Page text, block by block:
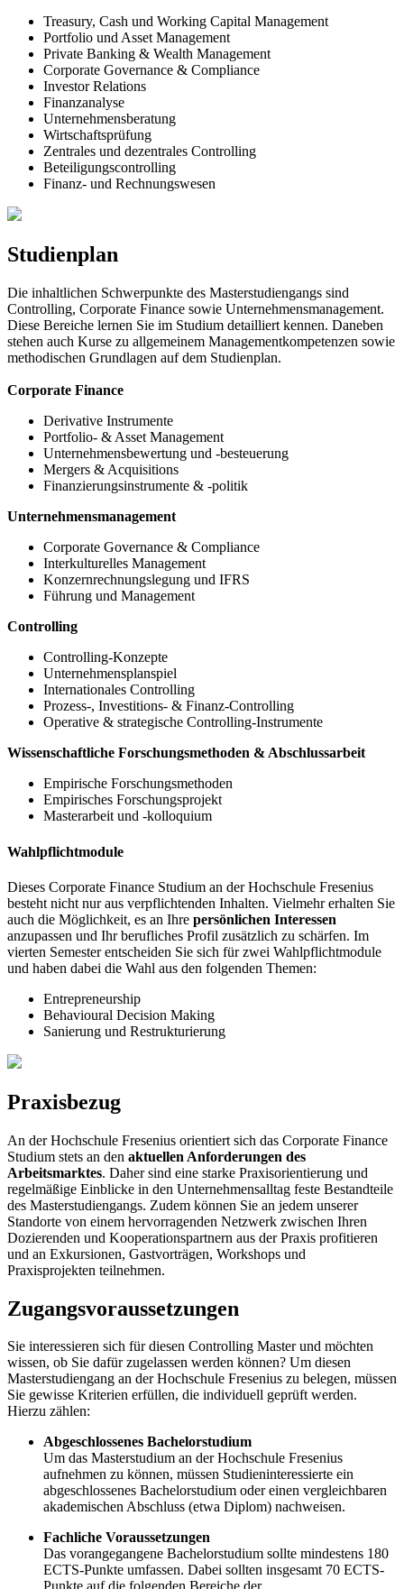
Treasury, Cash und Working Capital Management
Portfolio und Asset Management
Private Banking & Wealth Management
Corporate Governance & Compliance
Investor Relations
Finanzanalyse
Unternehmensberatung
Wirtschaftsprüfung
Zentrales und dezentrales Controlling
Beteiligungscontrolling
Finanz- und Rechnungswesen
Studienplan
Die inhaltlichen Schwerpunkte des Masterstudiengangs sind
Controlling, Corporate Finance sowie Unternehmensmanagement.
Diese Bereiche lernen Sie im Studium detailliert kennen. Daneben
stehen auch Kurse zu allgemeinem Managementkompetenzen sowie
methodischen Grundlagen auf dem Studienplan.
Corporate Finance
Derivative Instrumente
Portfolio- & Asset Management
Unternehmensbewertung und -besteuerung
Mergers & Acquisitions
Finanzierungsinstrumente & -politik
Unternehmensmanagement
Corporate Governance & Compliance
Interkulturelles Management
Konzernrechnungslegung und IFRS
Führung und Management
Controlling
Controlling-Konzepte
Unternehmensplanspiel
Internationales Controlling
Prozess-, Investitions- & Finanz-Controlling
Operative & strategische Controlling-Instrumente
Wissenschaftliche Forschungsmethoden & Abschlussarbeit
Empirische Forschungsmethoden
Empirisches Forschungsprojekt
Masterarbeit und -kolloquium
Wahlpflichtmodule
Dieses Corporate Finance Studium an der Hochschule Fresenius
besteht nicht nur aus verpflichtenden Inhalten. Vielmehr erhalten Sie
auch die Möglichkeit, es an Ihre persönlichen Interessen
anzupassen und Ihr berufliches Profil zusätzlich zu schärfen. Im
vierten Semester entscheiden Sie sich für zwei Wahlpflichtmodule
und haben dabei die Wahl aus den folgenden Themen:
Entrepreneurship
Behavioural Decision Making
Sanierung und Restrukturierung
Praxisbezug
An der Hochschule Fresenius orientiert sich das Corporate Finance
Studium stets an den aktuellen Anforderungen des
Arbeitsmarktes. Daher sind eine starke Praxisorientierung und
regelmäßige Einblicke in den Unternehmensalltag feste Bestandteile
des Masterstudiengangs. Zudem können Sie an jedem unserer
Standorte von einem hervorragenden Netzwerk zwischen Ihren
Dozierenden und Kooperationspartnern aus der Praxis profitieren
und an Exkursionen, Gastvorträgen, Workshops und
Praxisprojekten teilnehmen.
Zugangsvoraussetzungen
Sie interessieren sich für diesen Controlling Master und möchten
wissen, ob Sie dafür zugelassen werden können? Um diesen
Masterstudiengang an der Hochschule Fresenius zu belegen, müssen
Sie gewisse Kriterien erfüllen, die individuell geprüft werden.
Hierzu zählen:
Abgeschlossenes Bachelorstudium
Um das Masterstudium an der Hochschule Fresenius
aufnehmen zu können, müssen Studieninteressierte ein
abgeschlossenes Bachelorstudium oder einen vergleichbaren
akademischen Abschluss (etwa Diplom) nachweisen.
Fachliche Voraussetzungen
Das vorangegangene Bachelorstudium sollte mindestens 180
ECTS-Punkte umfassen. Dabei sollten insgesamt 70 ECTS-